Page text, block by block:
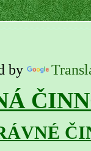
by